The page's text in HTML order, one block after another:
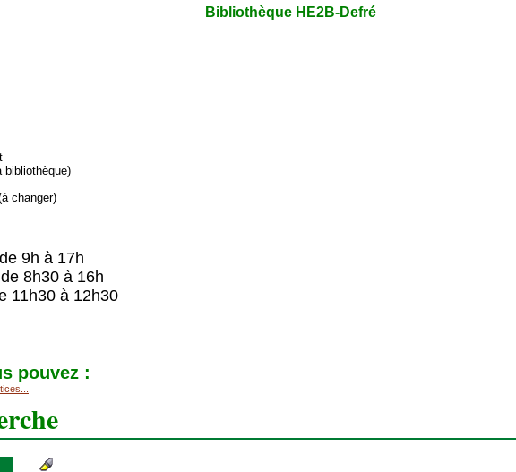
bibliothèque)
changer)
9h à 17h
8h30 à 16h
11h30 à 12h30
pouvez :
Bibliothèque HE2B-Defré